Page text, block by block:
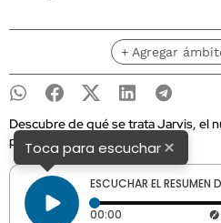
+ Agregar
Descubre de qué se trata Jarvis, el
promete arrasar en Google.
Toca para escuchar×
ESCUCHAR EL RESUMEN
00:00 Tiempo